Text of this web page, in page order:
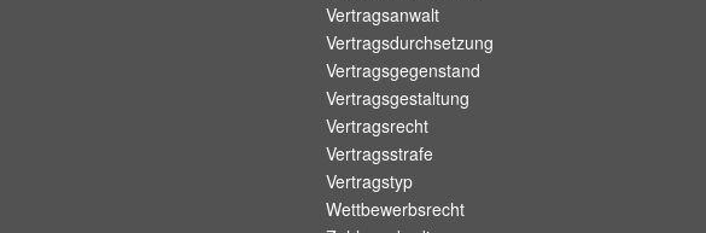
Vertragsanwalt
Vertragsdurchsetzung
Vertragsgegenstand
Vertragsgestaltung
Vertragsrecht
Vertragsstrafe
Vertragstyp
Wettbewerbsrecht